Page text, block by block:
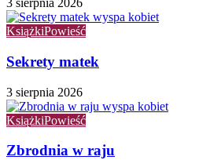
3 sierpnia 2026
KsiążkiPowieść
Sekrety matek
3 sierpnia 2026
KsiążkiPowieść
Zbrodnia w raju